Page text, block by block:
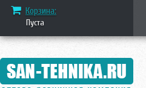
Корзина:
Пуста